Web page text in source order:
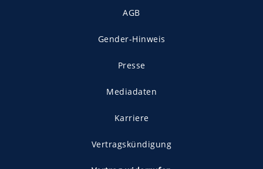
AGB
Gender-Hinweis
Presse
Mediadaten
Karriere
Vertragskündigung